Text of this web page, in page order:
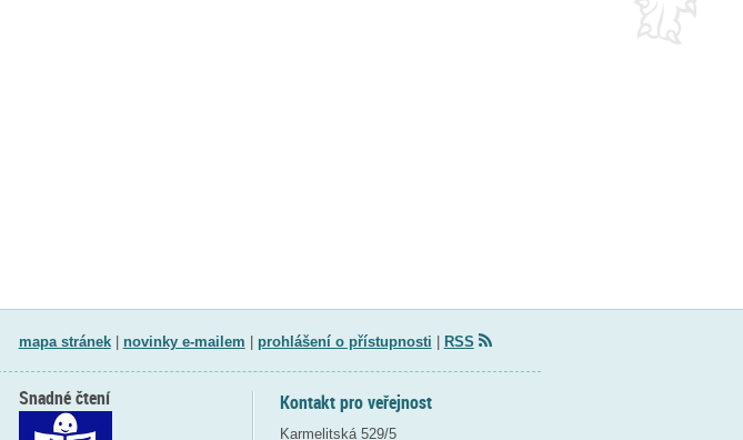
mapa stránek| novinky e-mailem prohlášení o přístupnosti RSS
Kontakt pro veřejnost
Karmelitská 529/5
Snadné čtení